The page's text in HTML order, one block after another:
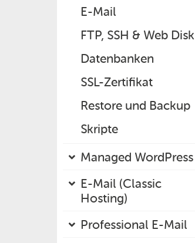
E-Mail
FTP, SSH & Web Disk
Datenbanken
SSL-Zertifikat
Restore und Backup
Skripte
Managed WordPress
E-Mail (Classic
Hosting)
Professional E-Mail